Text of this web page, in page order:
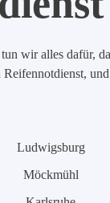
wir alles dafür,
Ludwigsburg
Möckmühl